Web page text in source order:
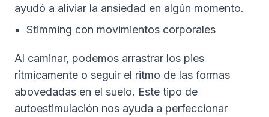
ayudó a aliviar la ansiedad en algún momento.
Stimming con movimientos corporales
Al caminar, podemos arrastrar los pies
rítmicamente o seguir el ritmo de las formas
abovedadas en el suelo. Este tipo de
autoestimulación nos ayuda a perfeccionar